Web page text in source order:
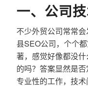
一、公司
不少外贸公司常常
县SEO公司，个个
著，感觉好像都没
的吗？答案显然是
专业性的工作，技